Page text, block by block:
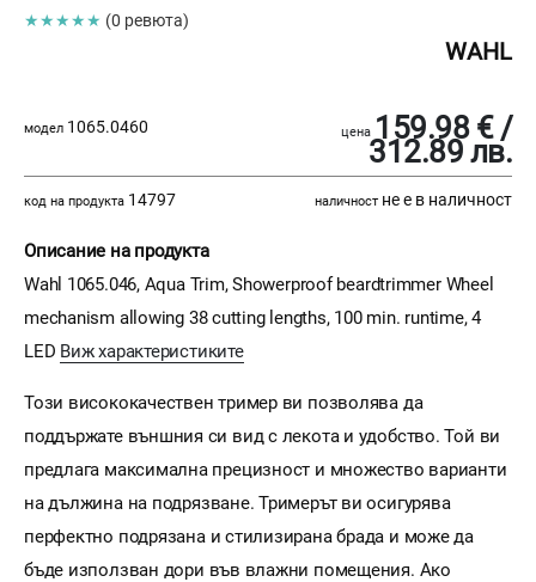
★★★★★ (0 ревюта)
WAHL
модел 1065.0460 цена 159.98 € /
312.89 лв.
код на продукта 14797 наличност не е в наличност
Описание на продукта
Wahl 1065.046, Aqua Trim, Showerproof beardtrimmer Wheel
mechanism allowing 38 cutting lengths, 100 min. runtime, 4
LED Виж характеристиките
Този висококачествен тример ви позволява да
поддържате външния си вид с лекота и удобство. Той ви
предлага максимална прецизност и множество варианти
на дължина на подрязване. Тримерът ви осигурява
перфектно подрязана и стилизирана брада и може да
бъде използван дори във влажни помещения. Ако